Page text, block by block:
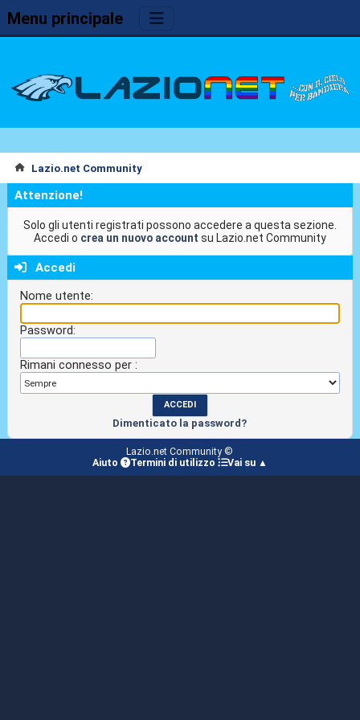
Menu principale
Lazio.net Community
Attenzione!
Solo gli utenti registrati possono accedere a questa sezione.
Accedi o crea un nuovo account su Lazio.net Community
Accedi
Nome utente:
Password:
Rimani connesso per :
Dimenticato la password?
Lazio.net Community ©
Aiuto
Termini di utilizzo Vai su ▲